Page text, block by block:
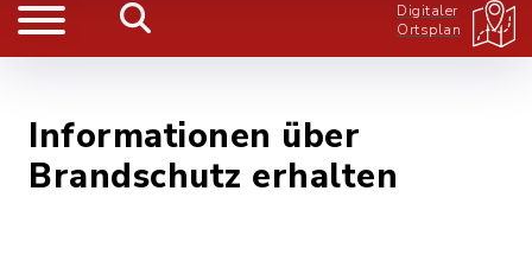
Digitaler
Ortsplan
Informationen über
Brandschutz erhalten